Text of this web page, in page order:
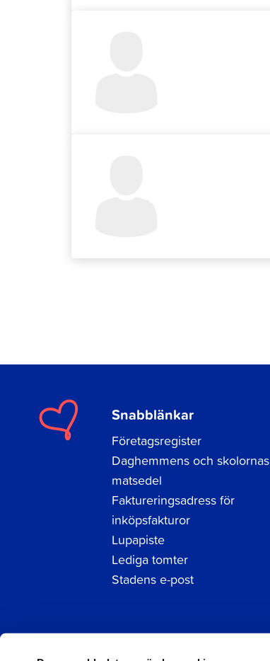
Snabblänkar
Företagsregister
Daghemmens och skolornas
matsedel
Faktureringsadress för
inköpsfakturor
Lupapiste
Lediga tomter
Stadens e-post